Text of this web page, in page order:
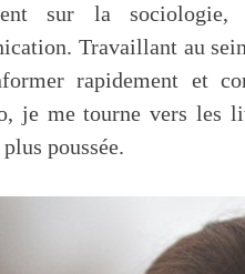
sur la
Travaillant au
rapidement et
je me tourne vers les
poussée.